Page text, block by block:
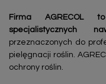
Firma AGRECOL
specjalistycznych
przeznaczonych do
pielęgnacji roślin.
ochrony roślin.